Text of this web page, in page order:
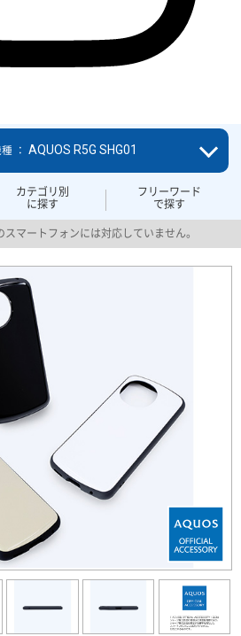
カテゴリ別
に探す
フリーワード
で探す
： AQUOS R5G SHG01
マートフォンには対応していません。